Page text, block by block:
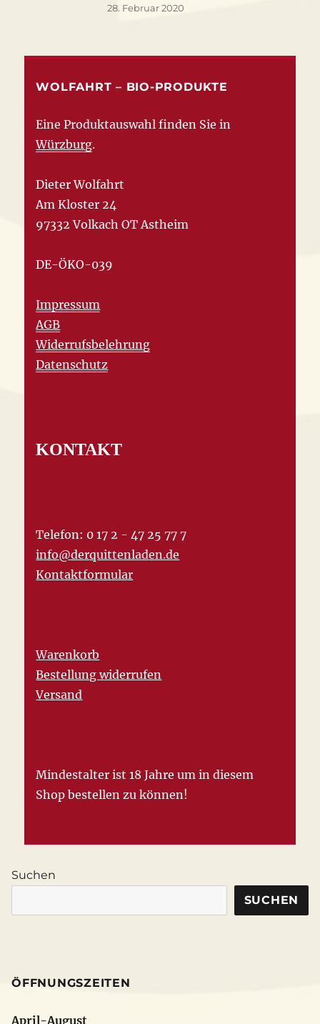
Veröffentlicht
28. Februar 2020
WOLFAHRT – BIO-PRODUKTE
Eine Produktauswahl finden Sie in
Würzburg.
Dieter Wolfahrt
Am Kloster 24
97332 Volkach OT Astheim
DE-ÖKO-039
Impressum
AGB
Widerrufsbelehrung
Datenschutz
KONTAKT
Telefon: 0 17 2 - 47 25 77 7
info@derquittenladen.de
Kontaktformular
Warenkorb
Bestellung widerrufen
Versand
Mindestalter ist 18 Jahre um in diesem
Shop bestellen zu können!
Suchen
SUCHEN
ÖFFNUNGSZEITEN
April-August